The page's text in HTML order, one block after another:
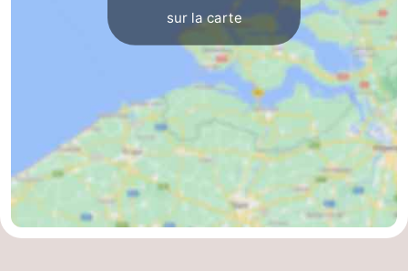
Duiveland
Renesse
-
Brouwershaven
-
sur la carte